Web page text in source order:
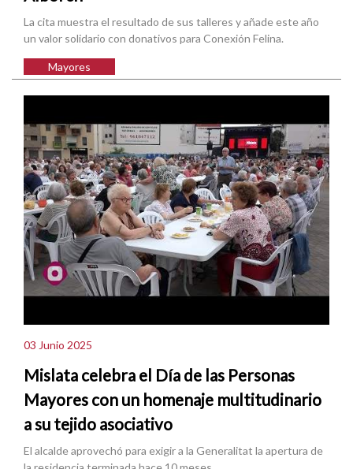
La cita muestra el resultado de sus talleres y añade este año
un valor solidario con donativos para Conexión Felina.
Mayores
03 Junio 2025
Mislata celebra el Día de las Personas
Mayores con un homenaje multitudinario
a su tejido asociativo
El alcalde aprovechó para exigir a la Generalitat la apertura de